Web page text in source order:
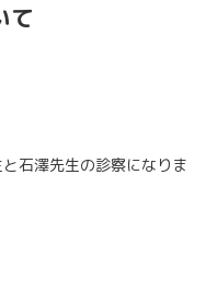
て
石澤先生の診察になりま